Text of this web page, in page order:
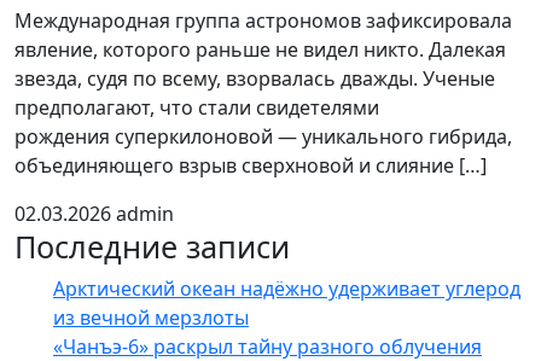
Международная группа астрономов зафиксировала
явление, которого раньше не видел никто. Далекая
звезда, судя по всему, взорвалась дважды. Ученые
предполагают, что стали свидетелями
рождения суперкилоновой — уникального гибрида,
объединяющего взрыв сверхновой и слияние […]
02.03.2026admin
Последние записи
Арктический океан надёжно удерживает углерод
из вечной мерзлоты
«Чанъэ-6» раскрыл тайну разного облучения